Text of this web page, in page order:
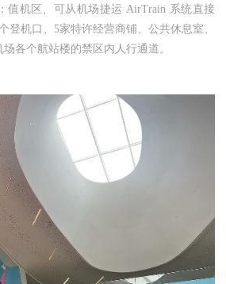
值机区、可从机场捷运 AirTrain 系统直接
登机口、5家特许经营商铺、公共休息室、
各个航站楼的禁区内人行通道。